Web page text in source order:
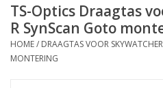
Telescopen
Accessoires
TS-Optics Draagtas
R SynScan Goto
HOME/ DRAAGTAS VOOR
MONTERING